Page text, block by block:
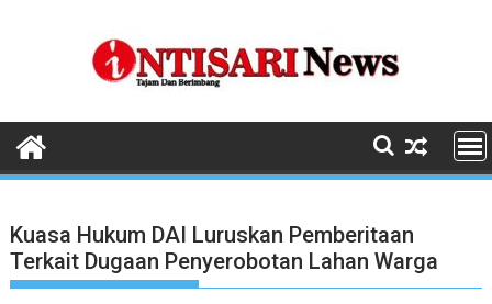
Kuasa Hukum DAI Luruskan Pemberitaan
Terkait Dugaan Penyerobotan Lahan Warga